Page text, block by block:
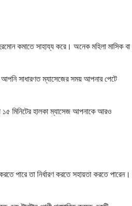
কমাতে সাহায্য করে। অনেক মহিলা মাসিক বা
সাধারণত ম্যাসেজের সময় আপনার পেটে
মিনিটের হালকা ম্যাসেজ আপনাকে আরও
পারে তা নির্ধারণ করতে সহায়তা করতে পারেন।